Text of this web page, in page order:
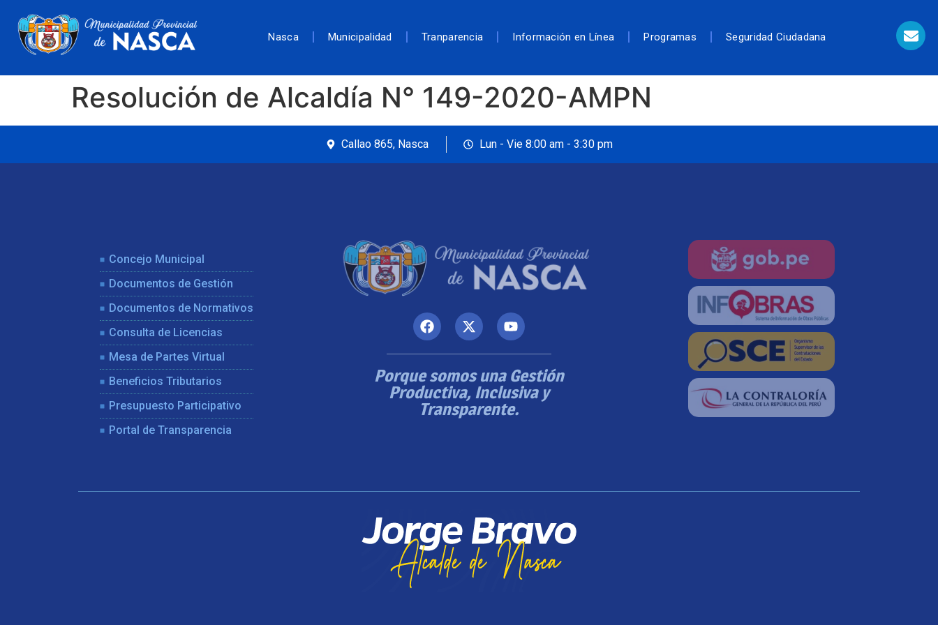
Nasca Municipalidad Tranparencia Información en Línea Programas Seguridad Ciudadana
Resolución de Alcaldía N° 149-2020-AMPN
Callao 865, Nasca Lun - Vie 8:00 am - 3:30 pm
Concejo Municipal
Documentos de Gestión
Documentos de Normativos
Consulta de Licencias
Mesa de Partes Virtual
Beneficios Tributarios
Presupuesto Participativo
Portal de Transparencia
Porque somos una Gestión
Productiva, Inclusiva y
Transparente.